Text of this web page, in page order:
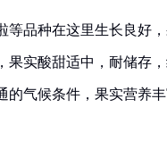
品种在这里生长良好
实酸甜适中，耐储存，
气候条件，果实营养丰